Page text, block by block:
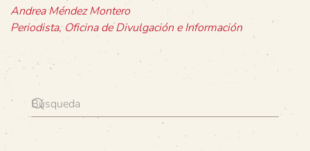
Andrea Méndez Montero
Periodista, Oficina de Divulgación e Información